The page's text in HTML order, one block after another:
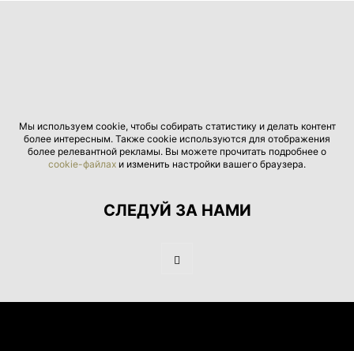
Мы используем cookie, чтобы собирать статистику и делать контент
более интересным. Также cookie используются для отображения
более релевантной рекламы. Вы можете прочитать подробнее о
cookie-файлах и изменить настройки вашего браузера.
СЛЕДУЙ ЗА НАМИ